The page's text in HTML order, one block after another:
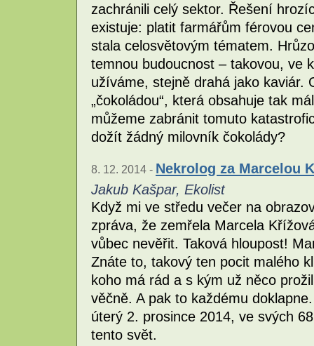
zachránili celý sektor. Řešení
existuje: platit farmářům férovou
stala celosvětovým tématem.
temnou budoucnost – takovou, ve
užíváme, stejně drahá jako kaviár.
„čokoládou“, která obsahuje tak
můžeme zabránit tomuto
dožít žádný milovník čokolády?
8. 12. 2014 - Nekrolog za Marcelou
Jakub Kašpar, Ekolist
Když mi ve středu večer na
zpráva, že zemřela Marcela
vůbec nevěřit. Taková hloupost!
Znáte to, takový ten pocit malého
koho má rád a s kým už něco
věčně. A pak to každému
úterý 2. prosince 2014, ve svých
tento svět.